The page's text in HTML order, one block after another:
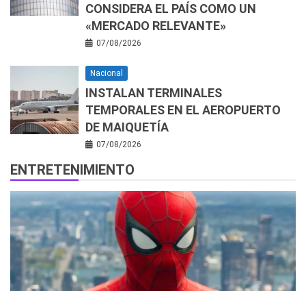
CONSIDERA EL PAÍS COMO UN
«MERCADO RELEVANTE»
07/08/2026
Nacional
INSTALAN TERMINALES
TEMPORALES EN EL AEROPUERTO
DE MAIQUETÍA
07/08/2026
ENTRETENIMIENTO